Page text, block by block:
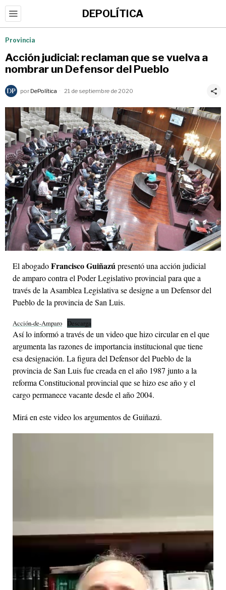
DEPOLÍTICA
Provincia
Acción judicial: reclaman que se vuelva a
nombrar un Defensor del Pueblo
por DePolítica 21 de septiembre de 2020
El abogadoFrancisco Guiñazúpresentó una acción judicial
de amparo contra el Poder Legislativo provincial para que a
través de la Asamblea Legislativa se designe a un Defensor del
Pueblo de la provincia de San Luis.
Acción-de-Amparo Descarga
Así lo informó a través de un video que hizo circular en el que
argumenta las razones de importancia institucional que tiene
esa designación. La figura del Defensor del Pueblo de la
provincia de San Luis fue creada en el año 1987 junto a la
reforma Constitucional provincial que se hizo ese año y el
cargo permanece vacante desde el año 2004.
Mirá en este video los argumentos de Guiñazú.